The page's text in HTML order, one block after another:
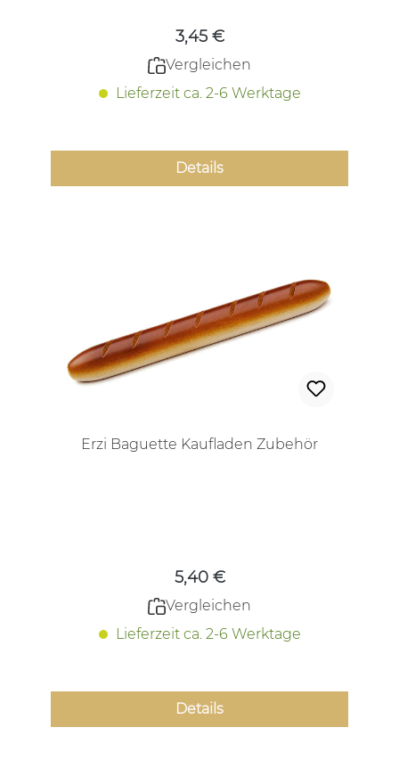
3,45 €
Vergleichen
Lieferzeit ca. 2-6 Werktage
Details
Erzi Baguette Kaufladen Zubehör
5,40 €
Vergleichen
Lieferzeit ca. 2-6 Werktage
Details